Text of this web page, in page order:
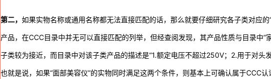
第二， 如果实物名称或通用名称都无法直接匹配的话，那么就要仔细研究各子类对应的
产品，在CCC目录中并无可以直接匹配的列举，但经查阅发现，其产品性质与目录中“
子类较为接近，而目录中对该子类产品的描述是“1.额定电压不超过250V；2.用于对头
也就是说，如果“面部美容仪”的实物同时满足这两个条件，则基本上可确认属于CCC